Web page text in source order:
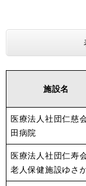
施設名
医療法人社団仁慈
田病院
医療法人社団仁寿
老人保健施設ゆさ